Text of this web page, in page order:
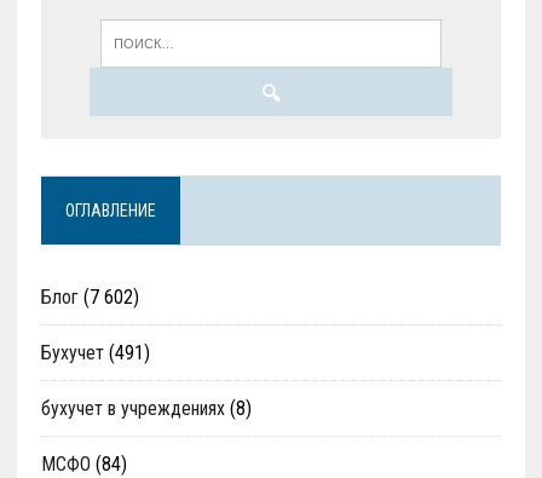
ОГЛАВЛЕНИЕ
Блог(7 602)
Бухучет(491)
бухучет в учреждениях(8)
МСФО (84)